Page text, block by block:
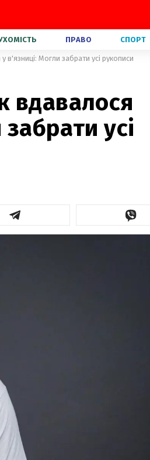
ПРАВО СПОРТ
в'язниці: Могли забрати усі рукописи
вдавалося
усі